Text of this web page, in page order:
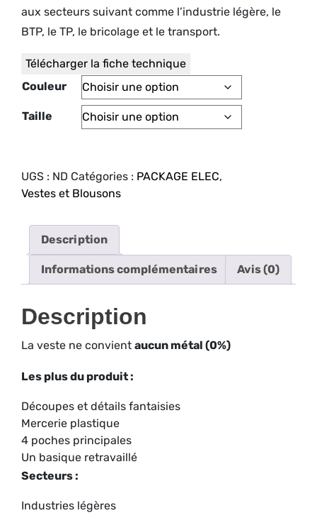
aux secteurs suivant comme l’industrie légère, le
BTP, le TP, le bricolage et le transport.
Télécharger la fiche technique
Couleur
Taille
UGS : ND Catégories : PACKAGE ELEC,
Vestes et Blousons
Description
Informations complémentaires Avis (0)
Description
La veste ne convient aucun métal (0%)
Les plus du produit :
Découpes et détails fantaisies
Mercerie plastique
4 poches principales
Un basique retravaillé
Secteurs :
Industries légères